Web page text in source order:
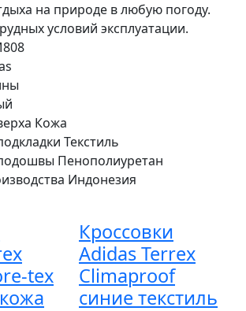
на природе в любую погоду.
условий эксплуатации.
Кожа
Текстиль
Пенополиуретан
Индонезия
tex
Кроссовки
Adidas Terrex
Climaproof
синие текстиль